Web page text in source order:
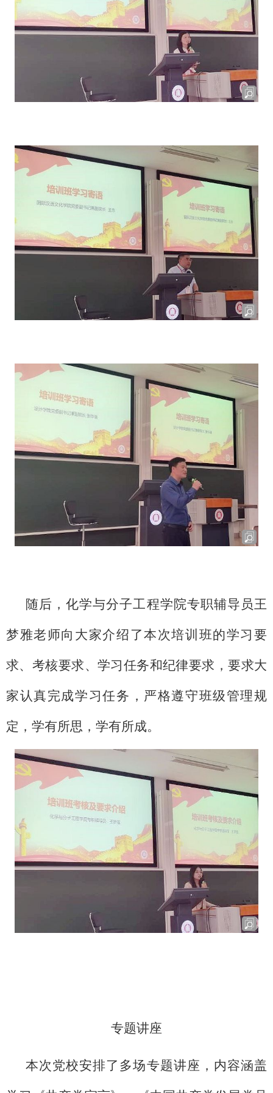
随后，化学与分子工程学院专职辅导员王
梦雅老师向大家介绍了本次培训班的学习要
求、考核要求、学习任务和纪律要求，要求大
家认真完成学习任务，严格遵守班级管理规
定，学有所思，学有所成。
专题讲座
本次党校安排了多场专题讲座，内容涵盖